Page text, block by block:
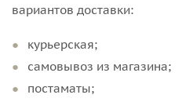
вариантов доставки:
курьерская;
самовывоз из магазина;
постаматы;